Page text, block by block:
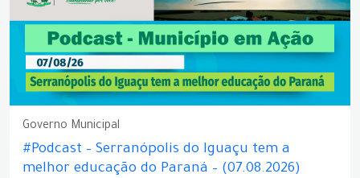
Governo Municipal
#Podcast – Serranópolis do Iguaçu tem a
melhor educação do Paraná – (07.08.2026)